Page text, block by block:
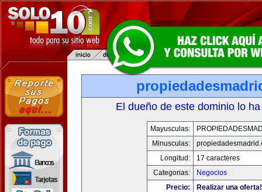
El dueño de este dominio lo
Mayusculas:
Minusculas:
Longitud:
17 caracteres
Categorias:
Negocios
Precio:
Realizar una oferta!